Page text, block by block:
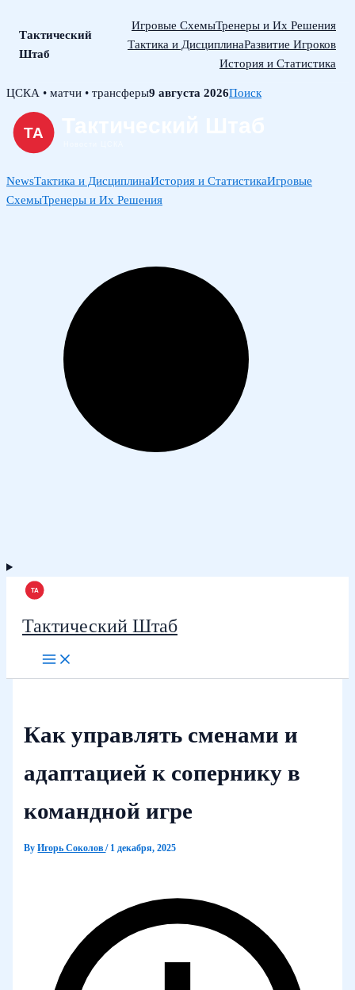
Тактический
Штаб
Игровые СхемыТренеры и Их Решения
Тактика и ДисциплинаРазвитие Игроков
История и Статистика
Skip
content
ЦСКА • матчи • трансферы9 августа 2026Поиск
NewsТактика и ДисциплинаИстория и СтатистикаИгровые
СхемыТренеры и Их Решения
Тактический Штаб
Как управлять сменами и
адаптацией к сопернику в
командной игре
ByИгорь Соколов/ 1 декабря, 2025